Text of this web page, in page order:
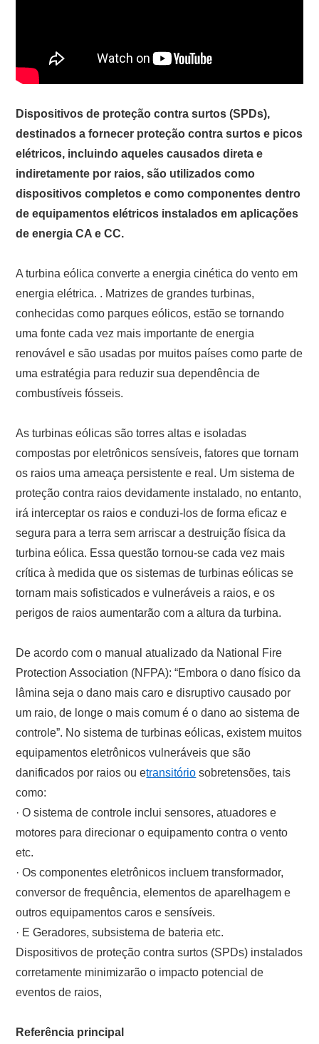
Dispositivos de proteção contra surtos (SPDs),
destinados a fornecer proteção contra surtos e picos
elétricos, incluindo aqueles causados ​​direta e
indiretamente por raios, são utilizados como
dispositivos completos e como componentes dentro
de equipamentos elétricos instalados em aplicações
de energia CA e CC.
A turbina eólica converte a energia cinética do vento em
energia elétrica. . Matrizes de grandes turbinas,
conhecidas como parques eólicos, estão se tornando
uma fonte cada vez mais importante de energia
renovável e são usadas por muitos países como parte de
uma estratégia para reduzir sua dependência de
combustíveis fósseis.
As turbinas eólicas são torres altas e isoladas
compostas por eletrônicos sensíveis, fatores que tornam
os raios uma ameaça persistente e real. Um sistema de
proteção contra raios devidamente instalado, no entanto,
irá interceptar os raios e conduzi-los de forma eficaz e
segura para a terra sem arriscar a destruição física da
turbina eólica. Essa questão tornou-se cada vez mais
crítica à medida que os sistemas de turbinas eólicas se
tornam mais sofisticados e vulneráveis ​​a raios, e os
perigos de raios aumentarão com a altura da turbina.
De acordo com o manual atualizado da National Fire
Protection Association (NFPA): “Embora o dano físico da
lâmina seja o dano mais caro e disruptivo causado por
um raio, de longe o mais comum é o dano ao sistema de
controle”. No sistema de turbinas eólicas, existem muitos
equipamentos eletrônicos vulneráveis ​​que são
danificados por raios ou etransitório sobretensões, tais
como:
· O sistema de controle inclui sensores, atuadores e
motores para direcionar o equipamento contra o vento
etc.
· Os componentes eletrônicos incluem transformador,
conversor de frequência, elementos de aparelhagem e
outros equipamentos caros e sensíveis.
· E Geradores, subsistema de bateria etc.
Dispositivos de proteção contra surtos (SPDs) instalados
corretamente minimizarão o impacto potencial de
eventos de raios,
Referência principal